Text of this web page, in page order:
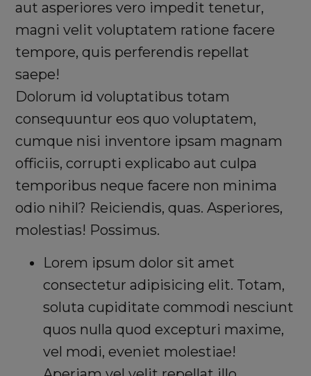
aut asperiores vero impedit tenetur,
magni velit voluptatem ratione facere
tempore, quis perferendis repellat
saepe!
Dolorum id voluptatibus totam
consequuntur eos quo voluptatem,
cumque nisi inventore ipsam magnam
officiis, corrupti explicabo aut culpa
temporibus neque facere non minima
odio nihil? Reiciendis, quas. Asperiores,
molestias! Possimus.
Lorem ipsum dolor sit amet
consectetur adipisicing elit. Totam,
soluta cupiditate commodi nesciunt
quos nulla quod excepturi maxime,
vel modi, eveniet molestiae!